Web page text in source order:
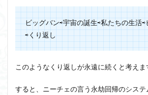
ビッグバン⇨宇宙の誕生⇨私たちの生活
⇨くり返し
このようなくり返しが永遠に続くと考えま
すると、ニーチェの言う永劫回帰のシステ